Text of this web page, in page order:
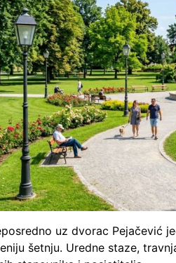
uz dvorac Pejačević
šetnju. Uredne staze,